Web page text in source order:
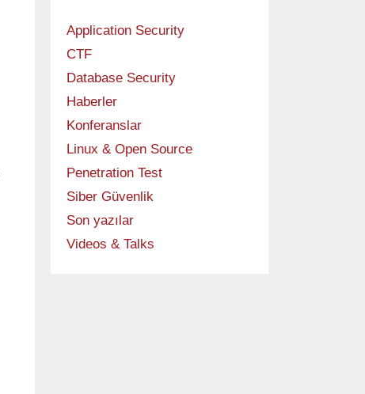
Application Security
CTF
Database Security
Haberler
Konferanslar
Linux & Open Source
Penetration Test
Siber Güvenlik
Son yazılar
Videos & Talks